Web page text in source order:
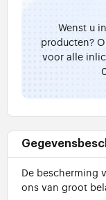
Wenst u
producten?
voor alle
De bescherming
ons van groot